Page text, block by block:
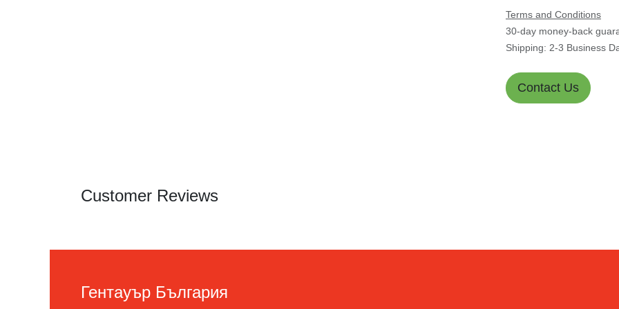
Terms and Conditions
30-day money-back
Shipping: 2-3 Business
Contact Us
Customer Reviews
Гентауър България